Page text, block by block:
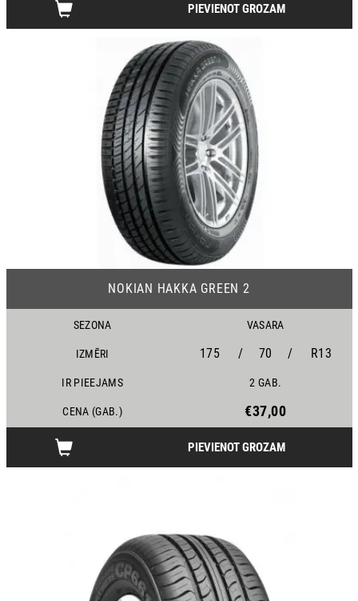
PIEVIENOT GROZAM
NOKIAN HAKKA GREEN 2
SEZONA VASARA
IZMĒRI 175 / 70 / R13
IR PIEEJAMS 2 GAB.
CENA (GAB.) €37,00
PIEVIENOT GROZAM